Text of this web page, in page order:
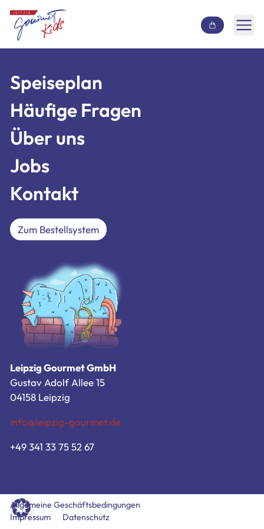
Inhalt überspringen
Häufige Fragen
Über uns
Jobs
Kontakt
Zum Bestellsystem
Allgemeine Geschäftsbedingungen
Impressum
Datenschutz
Speiseplan
Häufige Fragen
Über uns
Jobs
Kontakt
Zum Bestellsystem
Leipzig Gourmet GmbH
Gustav Adolf Allee 15
04158 Leipzig
info@leipzig-gourmet.de
+49 341 33 75 52 67
Allgemeine Geschäftsbedingungen
Impressum
Datenschutz